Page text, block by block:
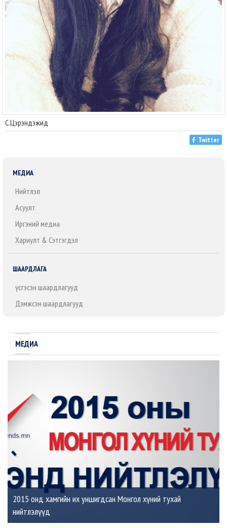
С.Цэрэндэжид
Twitter
МЕДИА
Нийтлэл
Асуулт
Иргэний медиа
Хариулт & Сэтгэгдэл
ШААРДЛАГА
Үүсгэсэн шаардлагууд
Дэмжсэн шаардлагууд
МЕДИА
2015 онд хамгийн их уншигдсан Монгол хүний тухай
нийтлэлүүд